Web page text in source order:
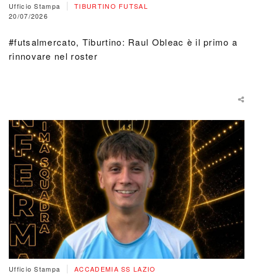
Ufficio Stampa
TIBURTINO FUTSAL
20/07/2026
#futsalmercato, Tiburtino: Raul Obleac è il primo a
rinnovare nel roster
Ufficio Stampa
ACCADEMIA SS LAZIO